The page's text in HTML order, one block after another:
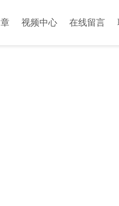
视频中心 在线留言